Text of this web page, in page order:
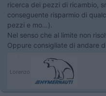
ricerca dei pezzi di ricambio,
conseguente risparmio di
pezzi e mo…).
Nel senso che al limite non
Oppure consigliate di andare
Lorenzo